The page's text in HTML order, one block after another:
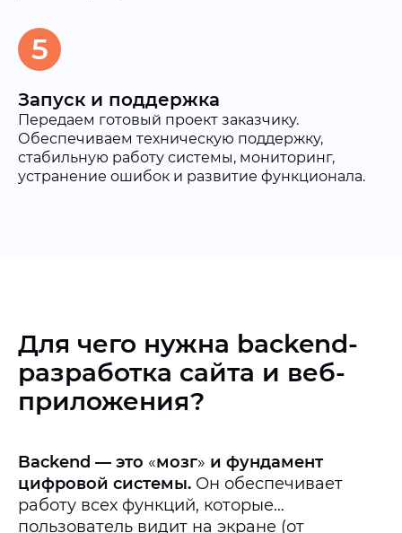
5
Запуск и поддержка
Передаем готовый проект заказчику.
Обеспечиваем техническую поддержку,
стабильную работу системы, мониторинг,
устранение ошибок и развитие функционала.
Для чего нужна backend-
разработка сайта и веб-
приложения?
Backend — это «мозг» и фундамент
цифровой системы. Он обеспечивает
работу всех функций, которые
пользователь видит на экране (от